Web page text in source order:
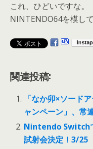
これ、ひどいですな。
NINTENDO64を模し
関連投稿:
「なか卯×ソード
ャンペーン」、常
Nintendo Switch
試射会決定！3/25